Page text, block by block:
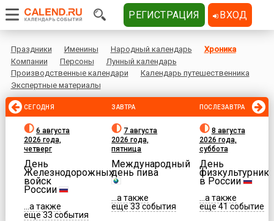
Праздники Именины Народный календарь
Хроника
Компании
Персоны
Лунный календарь
Производственные календари
Календарь путешественника
Экспертные материалы
СЕГОДНЯ
6 августа
2026 года,
четверг
День
Железнодорожных
войск
России
...а также
еще 33 события
ЗАВТРА
7 августа
2026 года,
пятница
Международный
день пива
...а также
еще 33 события
ПОСЛЕЗАВТРА
8 августа
2026 года,
суббота
День
физкультурника
в России
...а также
еще 41 событие
РЕГИСТРАЦИЯ ВХОД